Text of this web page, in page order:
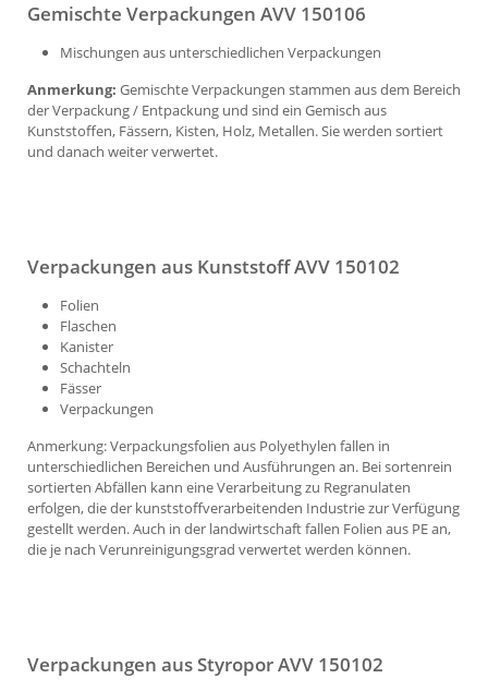
Gemischte Verpackungen AVV 150106
Mischungen aus unterschiedlichen Verpackungen
Anmerkung: Gemischte Verpackungen stammen aus dem Bereich
der Verpackung / Entpackung und sind ein Gemisch aus
Kunststoffen, Fässern, Kisten, Holz, Metallen. Sie werden sortiert
und danach weiter verwertet.
Verpackungen aus Kunststoff AVV 150102
Folien
Flaschen
Kanister
Schachteln
Fässer
Verpackungen
Anmerkung: Verpackungsfolien aus Polyethylen fallen in
unterschiedlichen Bereichen und Ausführungen an. Bei sortenrein
sortierten Abfällen kann eine Verarbeitung zu Regranulaten
erfolgen, die der kunststoffverarbeitenden Industrie zur Verfügung
gestellt werden. Auch in der landwirtschaft fallen Folien aus PE an,
die je nach Verunreinigungsgrad verwertet werden können.
Verpackungen aus Styropor AVV 150102